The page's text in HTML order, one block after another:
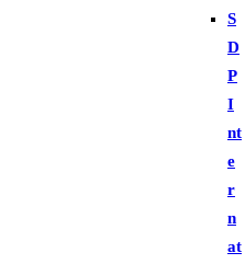
S
D
P
I
nt
e
r
n
at